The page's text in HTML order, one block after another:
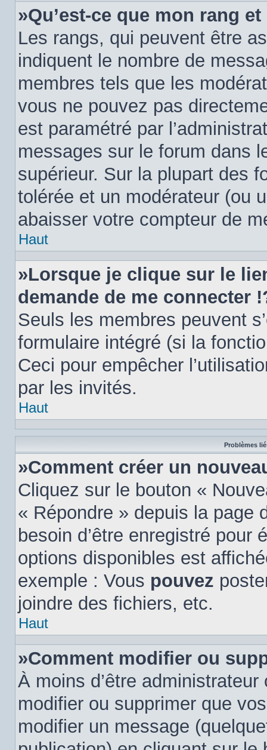
»Qu’est-ce que mon rang
Les rangs, qui peuvent être
indiquent le nombre de
membres tels que les
vous ne pouvez pas
est paramétré par
messages sur le forum dans
supérieur. Sur la plupart des
tolérée et un modérateur (ou
abaisser votre compteur de
Haut
»Lorsque je clique sur le
demande de me connecter
Seuls les membres peuvent
formulaire intégré (si la
Ceci pour empêcher
par les invités.
Haut
Problèmes
»Comment créer un
Cliquez sur le bouton «
« Répondre » depuis la page
besoin d’être enregistré
options disponibles est
exemple : Vous pouvez
joindre des fichiers, etc.
Haut
»Comment modifier ou
À moins d’être
modifier ou supprimer que
modifier un message